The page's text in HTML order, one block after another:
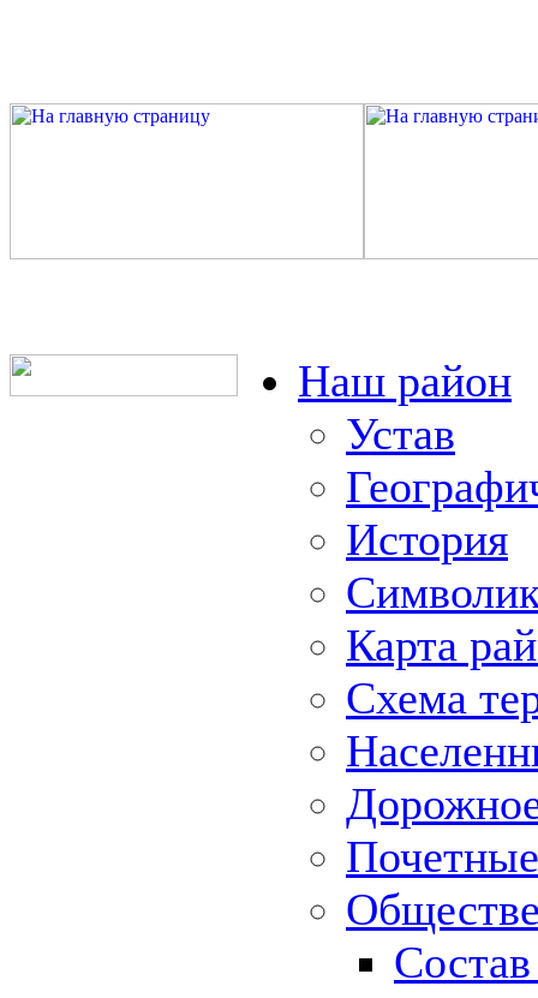
Наш район
Устав
История
Карта
Схема